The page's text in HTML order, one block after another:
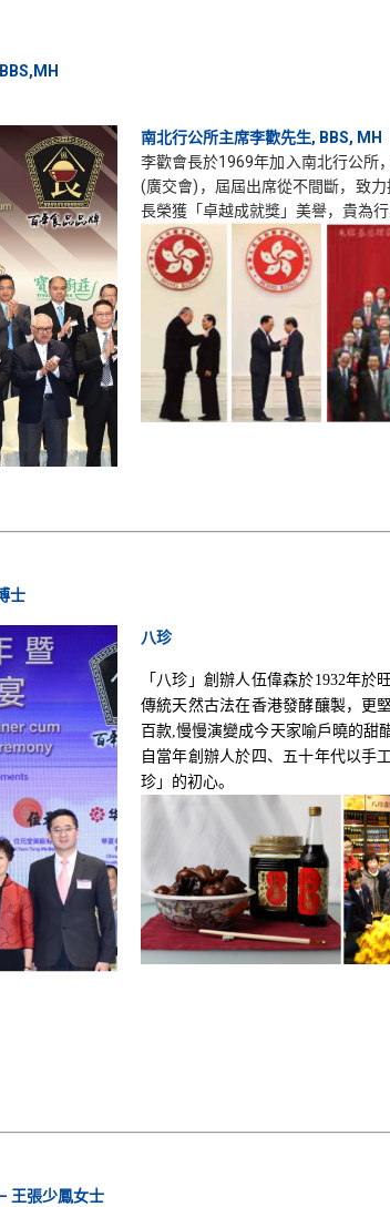
南北行公所主席李歡先生, BBS, MH
李歡會長於1969年加入南北行公所
(廣交會)，屆屆出席從不間斷，致
長榮獲「卓越成就獎」美譽，貴為
士
八珍
「八珍」創辦人伍偉森於1932年於
傳統天然古法在香港發酵釀製，更
百款,慢慢演變成今天家喻戶曉的甜
自當年創辦人於四、五十年代以手
珍」的初心。
王張少鳳女士